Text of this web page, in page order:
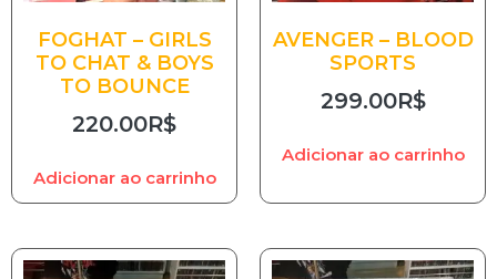
FOGHAT – GIRLS
TO CHAT & BOYS
TO BOUNCE
220.00R$
Adicionar ao carrinho
AVENGER – BLOOD
SPORTS
299.00R$
Adicionar ao carrinho